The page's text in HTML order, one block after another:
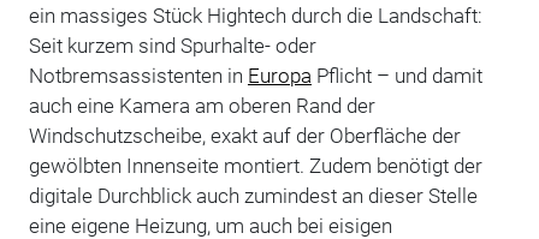
ein massiges Stück Hightech durch die Landschaft:
Seit kurzem sind Spurhalte- oder
Notbremsassistenten in Europa Pflicht – und damit
auch eine Kamera am oberen Rand der
Windschutzscheibe, exakt auf der Oberfläche der
gewölbten Innenseite montiert. Zudem benötigt der
digitale Durchblick auch zumindest an dieser Stelle
eine eigene Heizung, um auch bei eisigen